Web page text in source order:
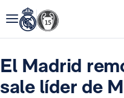
El Madrid
sale líder de